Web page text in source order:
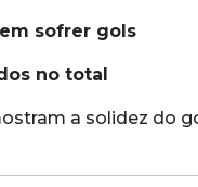
sofrer gols
no total
a solidez do